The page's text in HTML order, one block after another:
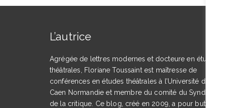
L’autrice
Agrégée de lettres modernes et docteure en études
théâtrales, Floriane Toussaint est maîtresse de
conférences en études théâtrales à l’Université de
Caen Normandie et membre du comité du Syndicat
de la critique. Ce blog, créé en 2009, a pour but de